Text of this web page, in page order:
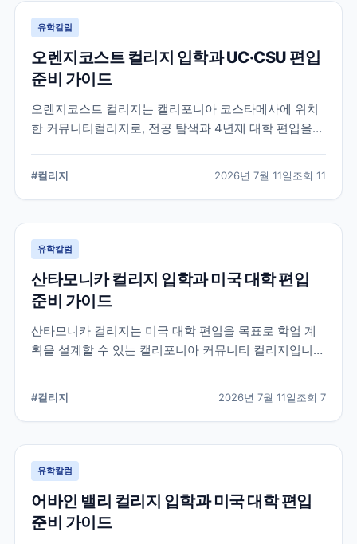
유학칼럼
오렌지코스트 컬리지 입학과 UC·CSU 편입
준비 가이드
오렌지코스트 컬리지는 캘리포니아 코스타메사에 위치
한 커뮤니티컬리지로, 전공 탐색과 4년제 대학 편입을
#컬리지 2026년 7월 11일조회 11
유학칼럼
산타모니카 컬리지 입학과 미국 대학 편입
준비 가이드
산타모니카 컬리지는 미국 대학 편입을 목표로 학업 계
획을 설계할 수 있는 캘리포니아 커뮤니티 컬리지입니
#컬리지 2026년 7월 11일조회 7
유학칼럼
어바인 밸리 컬리지 입학과 미국 대학 편입
준비 가이드